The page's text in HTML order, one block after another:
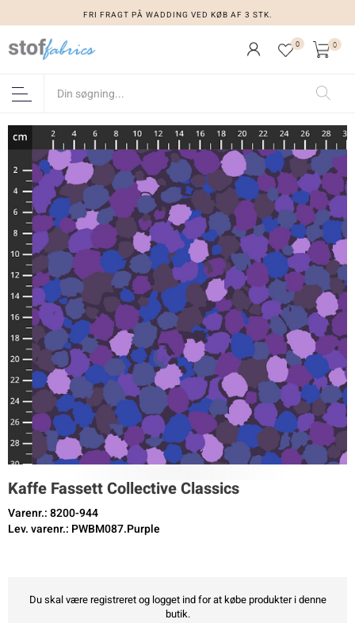
FRI FRAGT PÅ WADDING VED KØB AF 3 STK.
0 0
Kaffe Fassett Collective Classics
Varenr.: 8200-944
Lev. varenr.: PWBM087.Purple
Du skal være registreret og logget ind for at købe produkter i denne
butik.